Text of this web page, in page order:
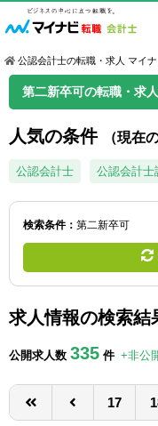
公認会計士の転職・求人 マイ
第二新卒可の転職・求
人気の条件 （現在
公認会計士 公認会計士
検索条件： 第二新卒可
求人情報の検索結
公開求人数 335 件 +非公
17